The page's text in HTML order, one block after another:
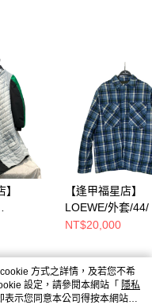
【逢甲福星店】
LOEWE/外套/44/
NT$20,000
方式之詳情，及若您不希
設定，請參閱本網站「 隱私
表示您同意本公司得按本網站使